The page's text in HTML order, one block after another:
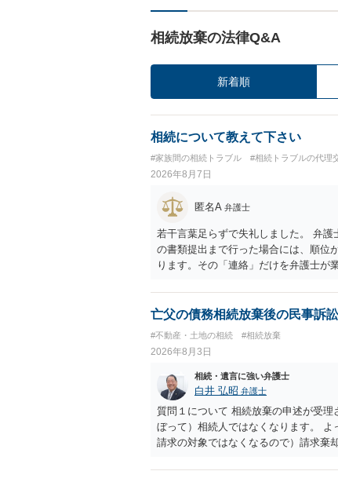
相続放棄の法律Q&A
新着順
相続について教えて下さい
#家族間の相続トラブル #相続トラブルの代理
2026年8月7日
匿名A 弁護士
若干言葉足らずで失礼しました。 弁
の書類提出まで行った場合には、順位
ります。その「連絡」だけを弁護士が
亡父の債務相続放棄後の民事訴
#不動産・土地の相続 #相続放棄
2026年8月3日
相続・遺言に強い弁護士
白井 弘昭 弁護士
質問１について 相続放棄の申述が受
ぼって）相続人ではなくなります。
請求の対象ではなくなるので）請求棄
１回期日は出席する必要がありません